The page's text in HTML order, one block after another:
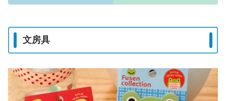
文房具